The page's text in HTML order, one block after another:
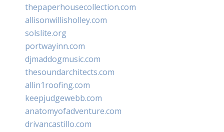
thepaperhousecollection.com
allisonwillisholley.com
solslite.org
portwayinn.com
djmaddogmusic.com
thesoundarchitects.com
allin1roofing.com
keepjudgewebb.com
anatomyofadventure.com
drivancastillo.com